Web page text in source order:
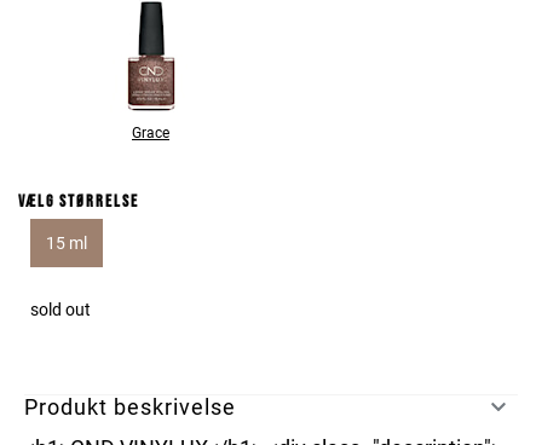
Grace
Vælg størrelse
15 ml
sold out
Produkt beskrivelse